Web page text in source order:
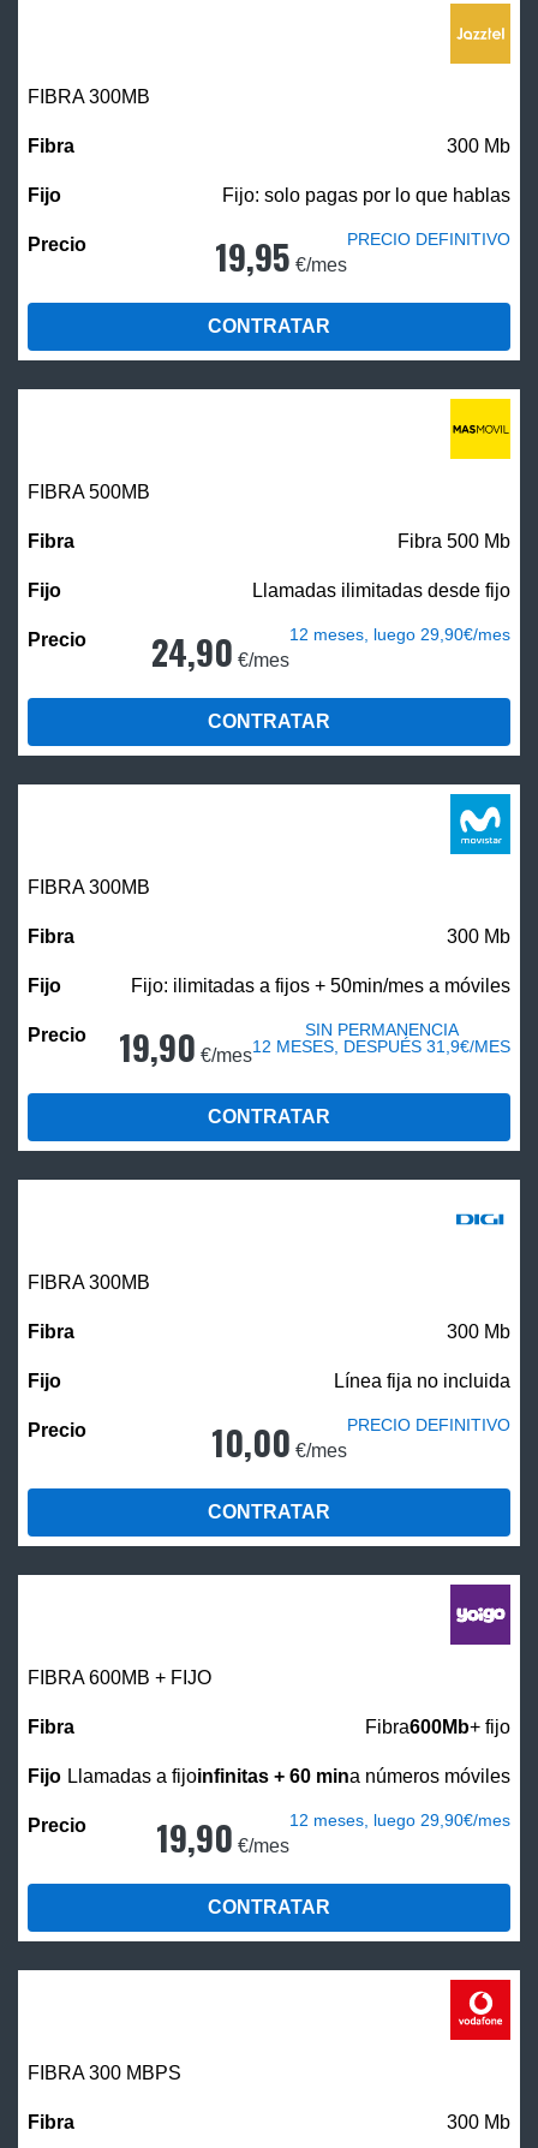
FIBRA 300MB
300 Mb
Fijo: solo pagas por lo que hablas
19,95 €/mes
PRECIO DEFINITIVO
CONTRATAR
FIBRA500MB
Fibra 500 Mb
Llamadas ilimitadas desde fijo
24,90 €/mes
12 meses, luego 29,90€/mes
CONTRATAR
FIBRA 300MB
300 Mb
Fijo: ilimitadas a fijos + 50min/mes a móviles
19,90 €/mes
SIN PERMANENCIA
12 MESES, DESPUÉS 31,9€/MES
CONTRATAR
FIBRA 300MB
300 Mb
Línea fija no incluida
10,00 €/mes
PRECIO DEFINITIVO
CONTRATAR
FIBRA 600MB + FIJO
Fibra600Mb+ fijo
Llamadas a fijoinfinitas + 60 mina números móviles
19,90 €/mes
12 meses, luego 29,90€/mes
CONTRATAR
FIBRA 300 MBPS
300 Mb